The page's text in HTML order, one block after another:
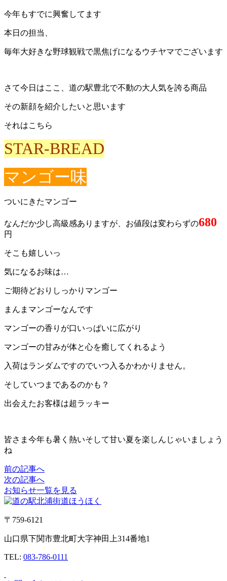
今年もすでに興奮してます
本日の担当、
毎年大好きな野球観戦で黒焦げになるウチヤマでございます
さて今日はここ、道の駅豊北で不動の大人気を誇る商品
その新顔を紹介したいと思います
それはこちら
STAR-BREAD
マンゴー味
ついにきたマンゴー
なんだか少し高級感ありますが、お値段は変わらずの680
円
そこも嬉しいっ
気になるお味は…
ご期待どおりしっかりマンゴー
まんまマンゴーなんです
マンゴーの香りが口いっぱいに広がり
マンゴーの甘みが体と心を癒してくれるよう
入荷はランダムですのでいつ入るかわかりません。
そしていつまであるのかも？
出会えたお客様は超ラッキー
皆さま今年も暑く熱いそして甘い夏を楽しんじゃいましょう
ね
前の記事へ
次の記事へ
お知らせ一覧を見る
〒759-6121
山口県下関市豊北町大字神田上314番地1
TEL: 083-786-0111